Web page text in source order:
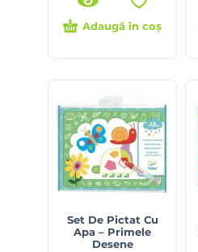
Adaugă în coș
Set De Pictat Cu
Apa – Primele
Desene